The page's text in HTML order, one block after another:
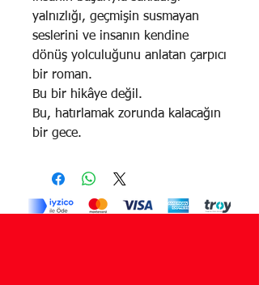
yalnızlığı, geçmişin susmayan
seslerini ve insanın kendine
dönüş yolculuğunu anlatan çarpıcı
bir roman.
Bu bir hikâye değil.
Bu, hatırlamak zorunda kalacağın
bir gece.